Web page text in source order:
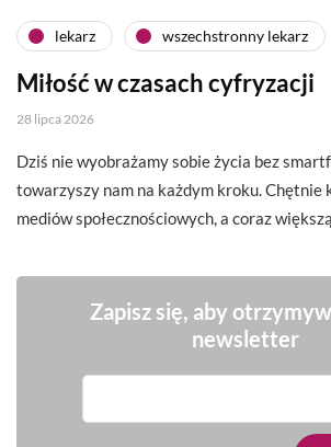
lekarz wszechstronny lekarz
Miłość w czasach cyfryzacji
28 lipca 2026
Dziś nie wyobrażamy sobie życia bez
towarzyszy nam na każdym kroku. Chętnie
mediów społecznościowych, a coraz
Zapisz się, aby
newsletter